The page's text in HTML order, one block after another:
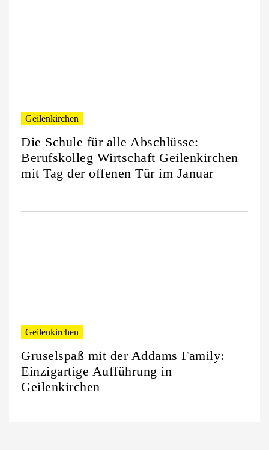
Geilenkirchen
Die Schule für alle Abschlüsse:
Berufskolleg Wirtschaft Geilenkirchen
mit Tag der offenen Tür im Januar
Geilenkirchen
Gruselspaß mit der Addams Family:
Einzigartige Aufführung in
Geilenkirchen